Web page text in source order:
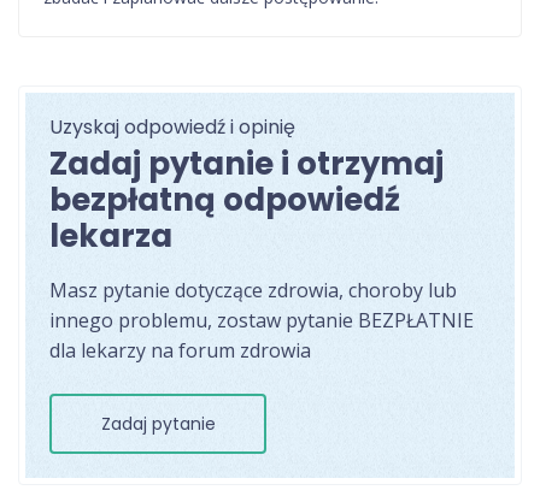
Uzyskaj odpowiedź i opinię
Zadaj pytanie i otrzymaj
bezpłatną odpowiedź
lekarza
Masz pytanie dotyczące zdrowia, choroby lub
innego problemu, zostaw pytanie BEZPŁATNIE
dla lekarzy na forum zdrowia
Zadaj pytanie